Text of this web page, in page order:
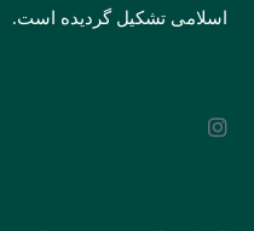
اسلامی تشکيل گردیده است.